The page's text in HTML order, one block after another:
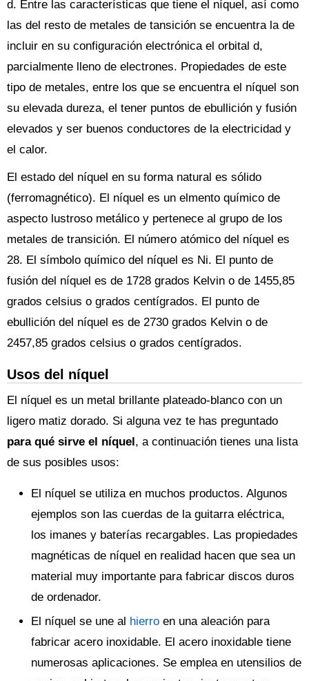
d. Entre las características que tiene el níquel, así como
las del resto de metales de tansición se encuentra la de
incluir en su configuración electrónica el orbital d,
parcialmente lleno de electrones. Propiedades de este
tipo de metales, entre los que se encuentra el níquel son
su elevada dureza, el tener puntos de ebullición y fusión
elevados y ser buenos conductores de la electricidad y
el calor.
El estado del níquel en su forma natural es sólido
(ferromagnético). El níquel es un elmento químico de
aspecto lustroso metálico y pertenece al grupo de los
metales de transición. El número atómico del níquel es
28. El símbolo químico del níquel es Ni. El punto de
fusión del níquel es de 1728 grados Kelvin o de 1455,85
grados celsius o grados centígrados. El punto de
ebullición del níquel es de 2730 grados Kelvin o de
2457,85 grados celsius o grados centígrados.
Usos del níquel
El níquel es un metal brillante plateado-blanco con un
ligero matiz dorado. Si alguna vez te has preguntado
para qué sirve el níquel, a continuación tienes una lista
de sus posibles usos:
El níquel se utiliza en muchos productos. Algunos
ejemplos son las cuerdas de la guitarra eléctrica,
los imanes y baterías recargables. Las propiedades
magnéticas de níquel en realidad hacen que sea un
material muy importante para fabricar discos duros
de ordenador.
El níquel se une al hierro en una aleación para
fabricar acero inoxidable. El acero inoxidable tiene
numerosas aplicaciones. Se emplea en utensilios de